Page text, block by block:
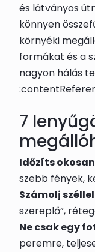
és látványos
könnyen
környéki
formákat és a
nagyon hálás
7
Időzíts
szebb fények,
Számolj
szereplő”,
Ne csak egy
peremre,